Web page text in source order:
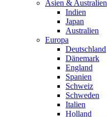
Asien & Australien
Indien
Japan
Australien
Europa
Deutschland
Dänemark
England
Spanien
Schweiz
Schweden
Italien
Holland